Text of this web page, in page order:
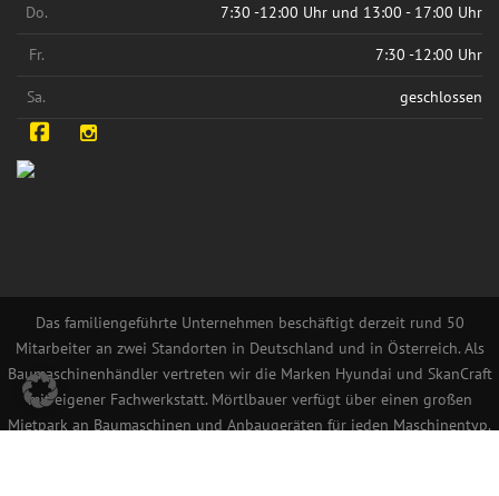
Do. 7:30 -12:00 Uhr und 13:00 - 17:00 Uhr
Fr. 7:30 -12:00 Uhr
Sa. geschlossen
Facebook
Das familiengeführte Unternehmen beschäftigt derzeit rund 50
Mitarbeiter an zwei Standorten in Deutschland und in Österreich. Als
Baumaschinenhändler vertreten wir die Marken Hyundai und SkanCraft
mit eigener Fachwerkstatt. Mörtlbauer verfügt über einen großen
Mietpark an Baumaschinen und Anbaugeräten für jeden Maschinentyp.